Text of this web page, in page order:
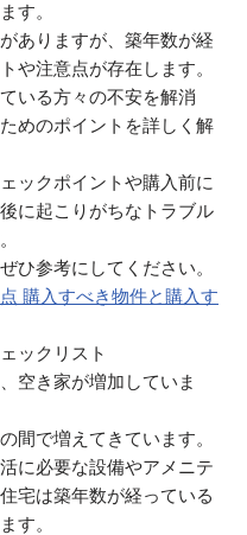
す。
ありますが、築年数が経
や注意点が存在します。
いる方々の不安を解消
めのポイントを詳しく解
ックポイントや購入前に
に起こりがちなトラブル
ひ参考にしてください。
購入すべき物件と購入す
ックリスト
空き家が増加していま
間で増えてきています。
に必要な設備やアメニテ
宅は築年数が経っている
す。